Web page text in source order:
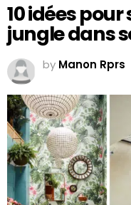
10 idées
jungle dans
by Manon Rprs